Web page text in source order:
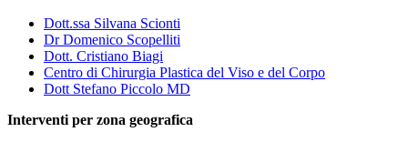
Dott.ssa Silvana Scionti
Dr Domenico Scopelliti
Dott. Cristiano Biagi
Centro di Chirurgia Plastica del Viso e del Corpo
Dott Stefano Piccolo MD
Interventi per zona geografica